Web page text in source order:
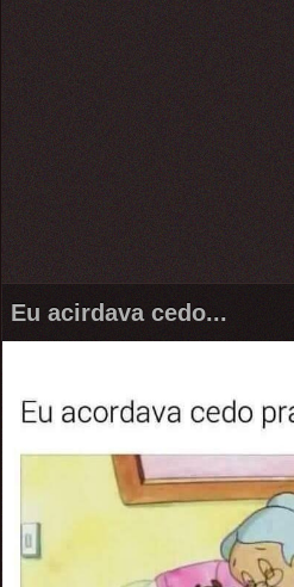
Eu acirdava cedo...